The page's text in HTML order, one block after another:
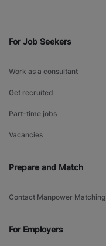
For Job Seekers
Work as a consultant
Get recruited
Part-time jobs
Vacancies
Prepare and Match
Contact Manpower Matching
For Employers